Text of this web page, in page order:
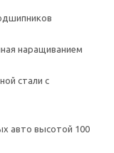
наращиванием
стали с
авто высотой 100